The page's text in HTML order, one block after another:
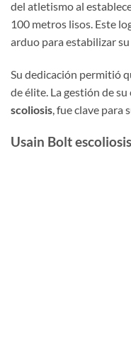
del atletismo al
100 metros lisos. Este
arduo para estabilizar
Su dedicación permitió
de élite. La gestión de
scoliosis , fue clave para
Usain Bolt